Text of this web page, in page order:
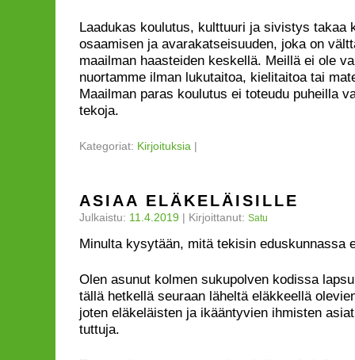
Laadukas koulutus, kulttuuri ja sivistys takaa
osaamisen ja avarakatseisuuden, joka on
maailman haasteiden keskellä. Meillä ei ole
nuortamme ilman lukutaitoa, kielitaitoa tai
Maailman paras koulutus ei toteudu puheilla
tekoja.
Kategoriat: Kirjoituksia |
ASIAA ELÄKELÄISILLE
Julkaistu: 11.4.2019 | Kirjoittanut: Satu
Minulta kysytään, mitä tekisin eduskunnassa
Olen asunut kolmen sukupolven kodissa
tällä hetkellä seuraan läheltä eläkkeellä
joten eläkeläisten ja ikääntyvien ihmisten
tuttuja.